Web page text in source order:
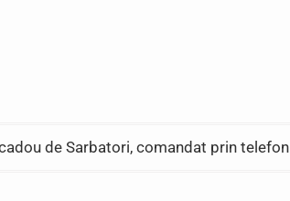
de Sarbatori, comandat prin telefon